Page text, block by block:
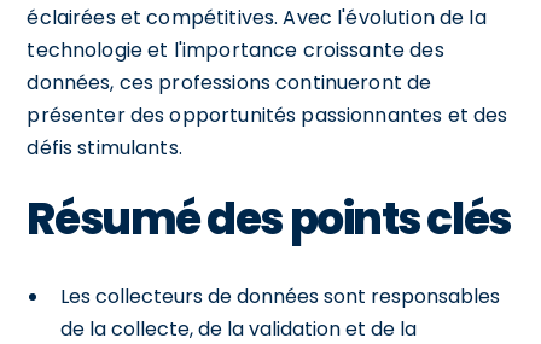
éclairées et compétitives. Avec l'évolution de la
technologie et l'importance croissante des
données, ces professions continueront de
présenter des opportunités passionnantes et des
défis stimulants.
Résumé des points clés
Les collecteurs de données sont responsables
de la collecte, de la validation et de la